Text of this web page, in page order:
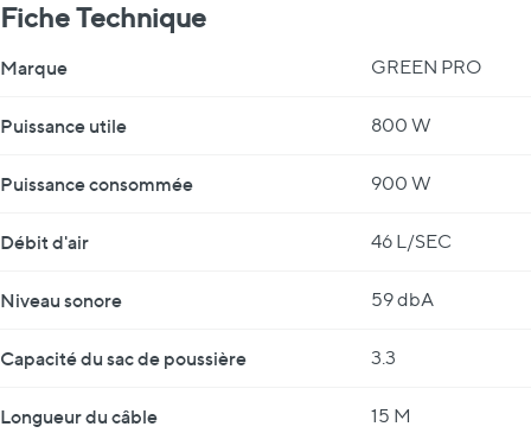
Fiche Technique
Marque GREEN PRO
Puissance utile 800 W
Puissance consommée 900 W
Débit d'air 46 L/SEC
Niveau sonore 59 dbA
Capacité du sac de poussière 3.3
Longueur du câble 15 M